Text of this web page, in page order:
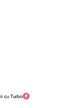
cu Turbo